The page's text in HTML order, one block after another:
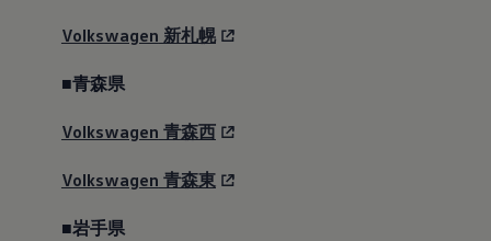
Volkswagen 新札幌
■青森県
Volkswagen 青森西
Volkswagen 青森東
■岩手県